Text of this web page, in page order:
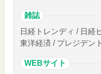
雑誌
日経トレンディ / 日経
東洋経済 / プレジデン
WEBサイト